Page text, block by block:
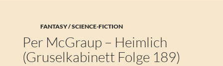
FANTASY / SCIENCE-FICTION
Per McGraup – Heimlich
(Gruselkabinett Folge 189)